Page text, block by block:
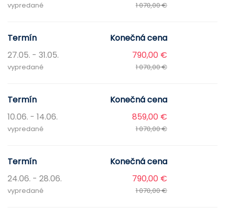
1 070,00 €
vypredané
Termín
Konečná cena
27.05. - 31.05.
790,00 €
1 070,00 €
vypredané
Termín
Konečná cena
10.06. - 14.06.
859,00 €
1 070,00 €
vypredané
Termín
Konečná cena
24.06. - 28.06.
790,00 €
1 070,00 €
vypredané